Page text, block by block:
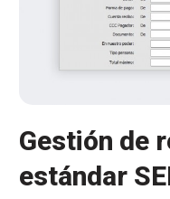
Gestión de
estándar